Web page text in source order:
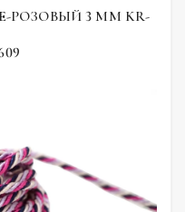
РОЗОВЫЙ 3 ММ KR-